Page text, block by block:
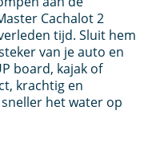
Cachalot 2
tijd. Sluit hem
van je auto en
board, kajak of
krachtig en
het water op